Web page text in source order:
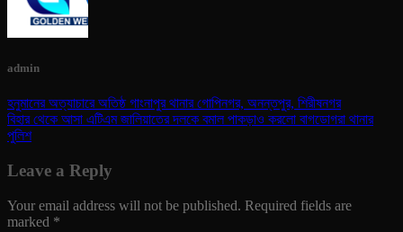
admin
হনুমানের অত্যাচারে অতিষ্ঠ গাংনাপুর থানার গোপিনগর, অনন্তপুর, শিরীষনগর
বিহার থেকে আসা এটিএম জালিয়াতের দলকে বমাল পাকড়াও করলো বাগডোগরা থানার
পুলিশ
Leave a Reply
Your email address will not be published. Required fields are
marked *